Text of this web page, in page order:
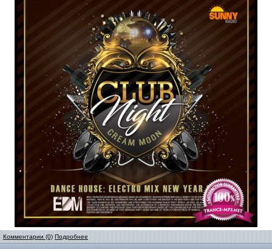
Комментарии (0) Подробнее